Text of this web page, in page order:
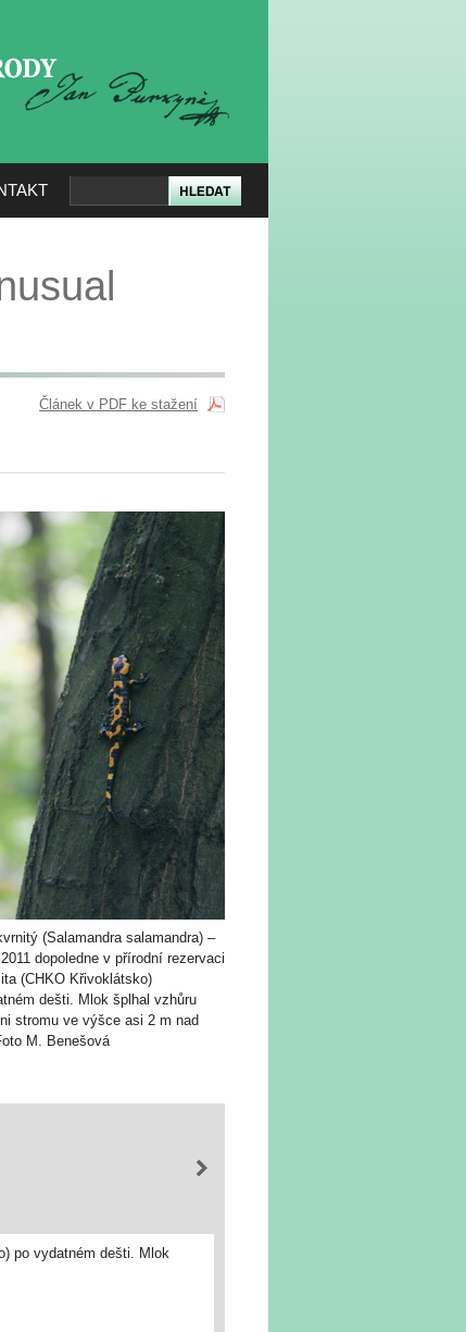
Článek v PDF ke stažení
(Salamandra salamandra) –
dopoledne v přírodní rezervaci
(CHKO Křivoklátsko)
dešti. Mlok šplhal vzhůru
stromu ve výšce asi 2 m nad
M. Benešová
po vydatném dešti. Mlok